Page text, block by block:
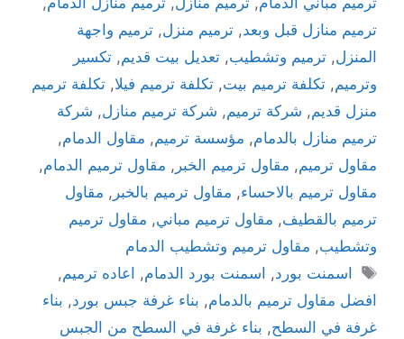
ترميم منازل قبل وبعد, ترميم منزل, ترميم واجهة
المنزل, ترميم وتشطيب, تعديل بيت قديم, تكسير
وترميم, تكلفة ترميم بيت, تكلفة ترميم فيلا, تكلفة ترميم
منزل قديم, شركة ترميم, شركة ترميم منازل, شركة
ترميم منازل بالدمام, مؤسسة ترميم, مقاول الدمام,
مقاول ترميم, مقاول ترميم الخبر , مقاول ترميم الدمام,
مقاول ترميم بالاحساء, مقاول ترميم بالخبر , مقاول
ترميم بالقطيف, مقاول ترميم مباني, مقاول ترميم
وتشطيب, مقاول ترميم وتشطيب الدمام
اسمنت بورد, اسمنت بورد الدمام, اعاده ترميم,
افضل مقاول ترميم بالدمام, بناء غرفة جبس بورد, بناء
غرفة في السطح, بناء غرفة في السطح من الجبس